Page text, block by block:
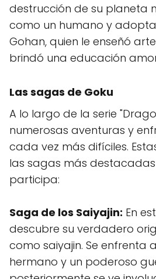
destrucción de su planeta
como un humano y
Gohan, quien le enseñó
brindó una educación
Las sagas de Goku
A lo largo de la serie
numerosas aventuras y
cada vez más difíciles.
las sagas más
participa:
Saga de los Saiyajin: En
descubre su verdadero
como saiyajin. Se enfrenta a
hermano y un poderoso